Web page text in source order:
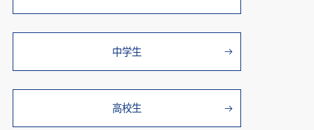
中学生
高校生